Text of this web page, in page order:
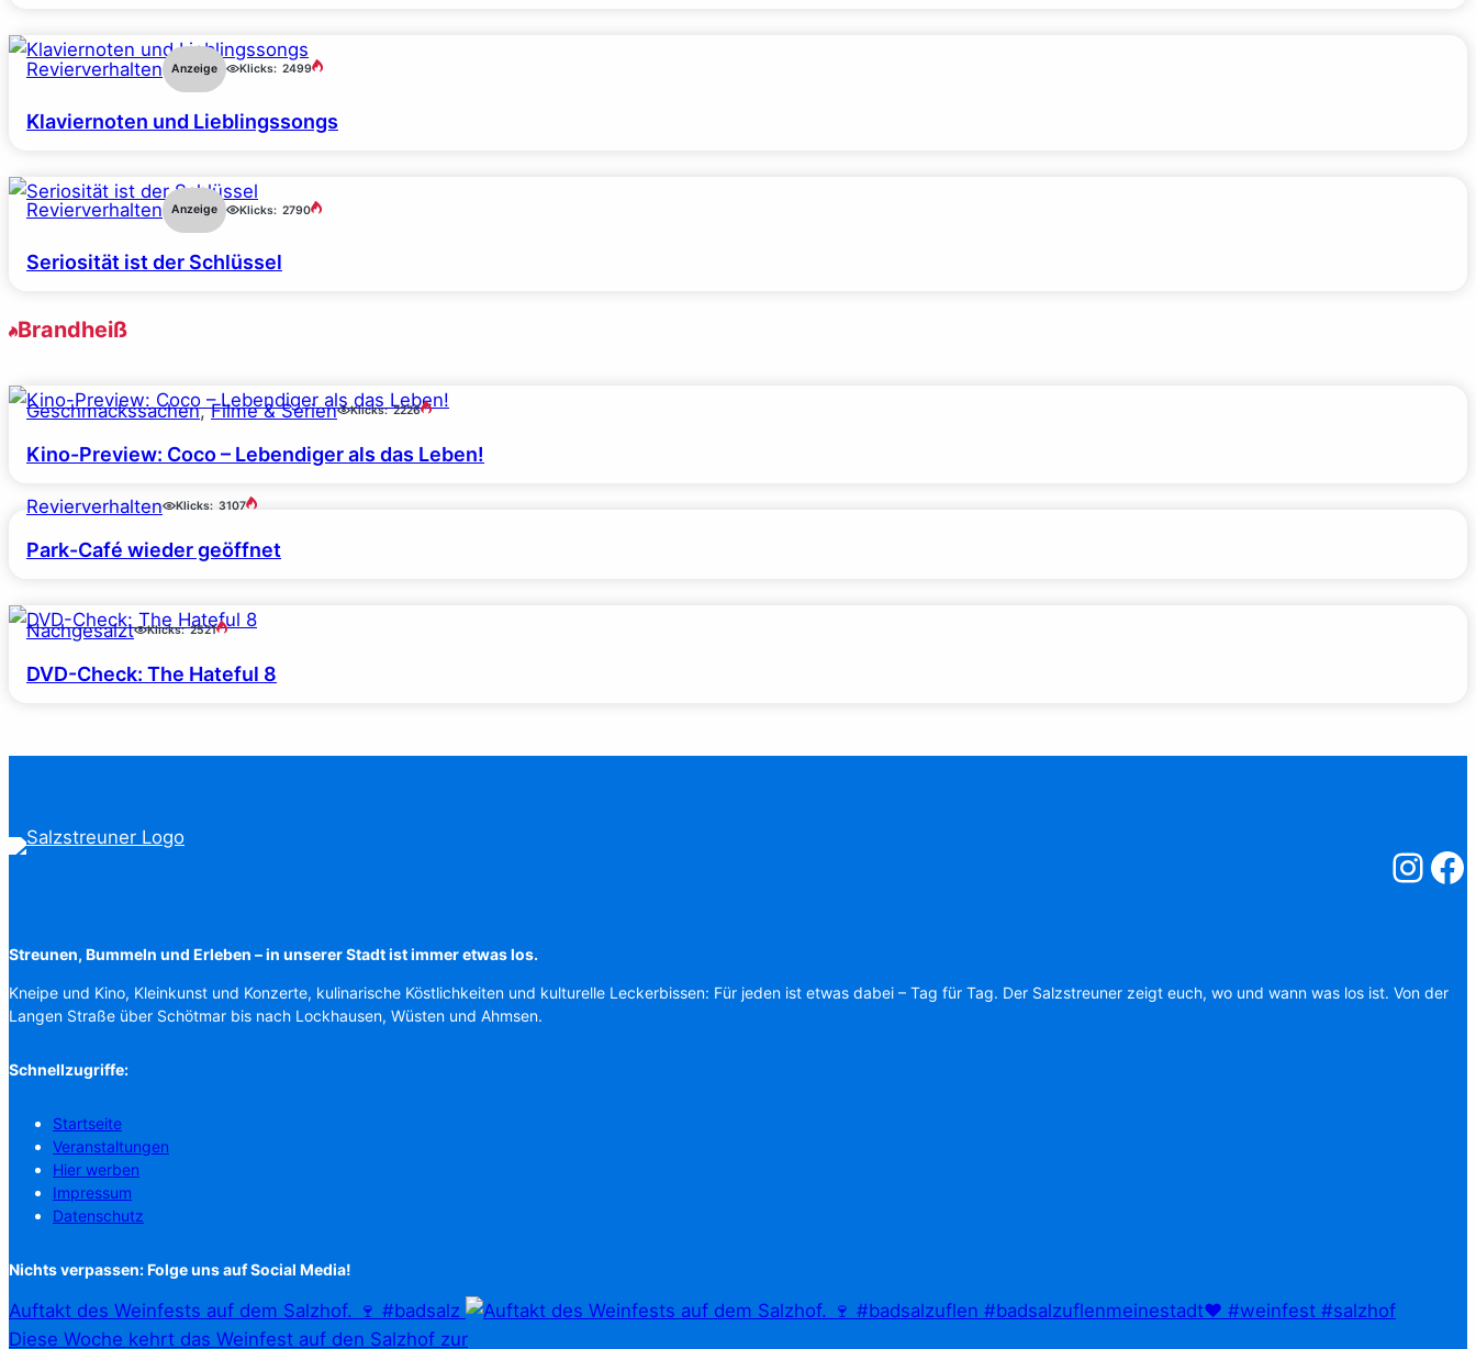
Revierverhalten Anzeige Klicks: 2499
Klaviernoten und Lieblingssongs
Revierverhalten Anzeige Klicks: 2790
Seriosität ist der Schlüssel
Brandheiß
Geschmackssachen, Filme & Serien Klicks: 2226
Kino-Preview: Coco – Lebendiger als das Leben!
Revierverhalten Klicks: 3107
Park-Café wieder geöffnet
Nachgesalzt Klicks: 2521
DVD-Check: The Hateful 8
Streunen, Bummeln und Erleben – in unserer Stadt ist immer etwas los.
Kneipe und Kino, Kleinkunst und Konzerte, kulinarische Köstlichkeiten und kulturelle Leckerbissen: Für jeden ist etwas dabei – Tag für Tag. Der Salzstreuner zeigt euch, wo und wann was los ist. Von der
Langen Straße über Schötmar bis nach Lockhausen, Wüsten und Ahmsen.
Schnellzugriffe:
Startseite
Veranstaltungen
Hier werben
Impressum
Datenschutz
Nichts verpassen: Folge uns auf Social Media!
Auftakt des Weinfests auf dem Salzhof. 🍷 #badsalz
Diese Woche kehrt das Weinfest auf den Salzhof zur